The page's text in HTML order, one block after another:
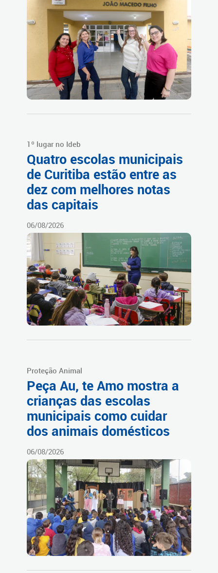
1º lugar no Ideb
Quatro escolas municipais
de Curitiba estão entre as
dez com melhores notas
das capitais
06/08/2026
Proteção Animal
Peça Au, te Amo mostra a
crianças das escolas
municipais como cuidar
dos animais domésticos
06/08/2026